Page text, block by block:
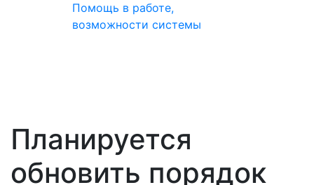
Помощь в работе,
возможности системы
Планируется
обновить порядок